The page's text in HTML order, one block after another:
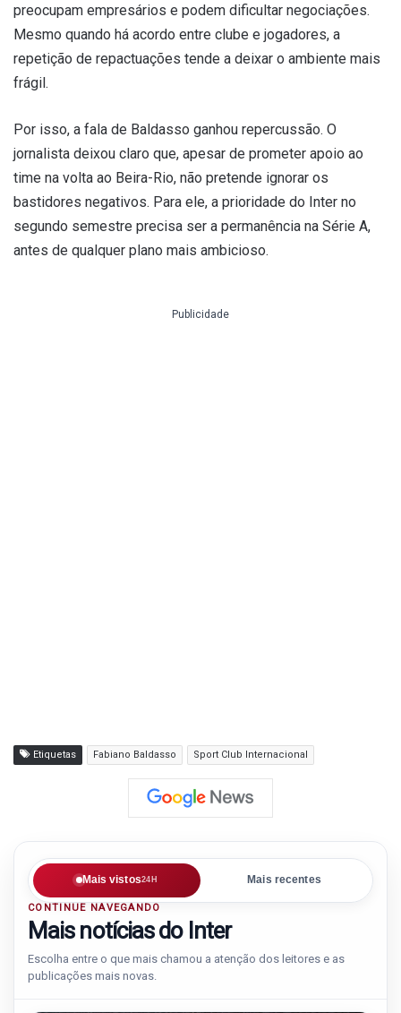
preocupam empresários e podem dificultar negociações.
Mesmo quando há acordo entre clube e jogadores, a
repetição de repactuações tende a deixar o ambiente mais
frágil.
Por isso, a fala de Baldasso ganhou repercussão. O
jornalista deixou claro que, apesar de prometer apoio ao
time na volta ao Beira-Rio, não pretende ignorar os
bastidores negativos. Para ele, a prioridade do Inter no
segundo semestre precisa ser a permanência na Série A,
antes de qualquer plano mais ambicioso.
Publicidade
Etiquetas Fabiano Baldasso Sport Club Internacional
Mais vistos24H Mais recentes
CONTINUE NAVEGANDO
Mais notícias do Inter
Escolha entre o que mais chamou a atenção dos leitores e as
publicações mais novas.